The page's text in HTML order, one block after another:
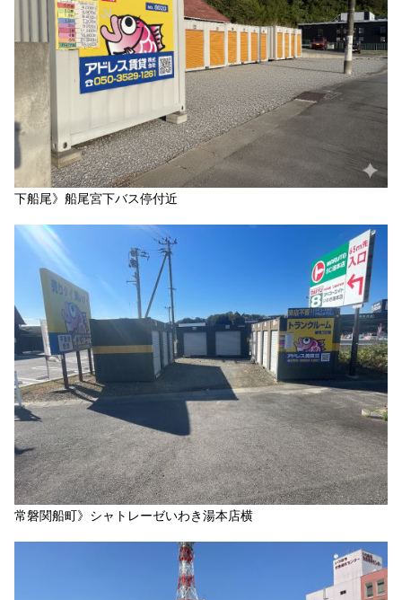
下船尾》船尾宮下バス停付近
常磐関船町》シャトレーゼいわき湯本店横